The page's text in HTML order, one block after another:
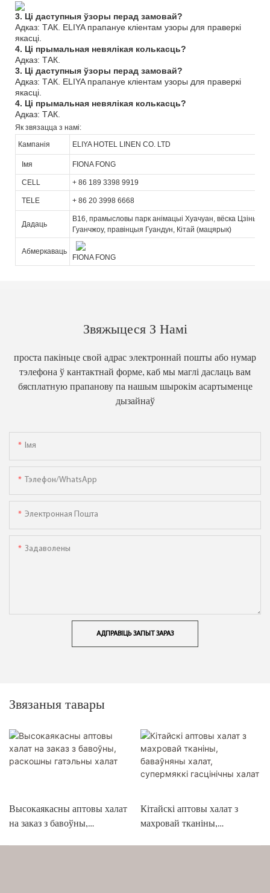
3. Ці даступныя ўзоры перад замовай?
Адказ: ТАК. ELIYA прапануе кліентам узоры для праверкі
якасці.
4. Ці прымальная невялікая колькасць?
Адказ: ТАК.
3. Ці даступныя ўзоры перад замовай?
Адказ: ТАК. ELIYA прапануе кліентам узоры для праверкі
якасці.
4. Ці прымальная невялікая колькасць?
Адказ: ТАК.
Як звязацца з намі:
Кампанія
ELIYA HOTEL LINEN CO. LTD
Імя FIONA FONG
CELL + 86 189 3398 9919
TELE + 86 20 3998 6668
Дадаць
B16, прамысловы парк анімацыі Хуачуан, вёска
Гуанчжоу, правінцыя Гуандун, Кітай (мацярык)
Абмеркаваць
FIONA FONG
Звяжыцеся З Намі
проста пакіньце свой адрас электроннай пошты або нумар
тэлефона ў кантактнай форме, каб мы маглі даслаць вам
бясплатную прапанову па нашым шырокім асартыменце
дызайнаў
Імя
Тэлефон/WhatsApp
Электронная Пошта
Задаволены
АДПРАВІЦЬ ЗАПЫТ ЗАРАЗ
Звязаныя тавары
Высокаякасны аптовы халат
на заказ з бавоўны,
Кітайскі аптовы халат з
махровай тканіны,